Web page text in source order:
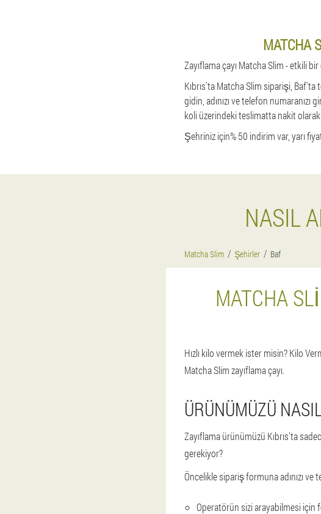
MATCHA
Zayıflama çayı Matcha Slim - etkili
Kıbrıs'ta Matcha Slim siparişi,
gidin, adınızı ve telefon numaranızı
koli üzerindeki teslimatta nakit olarak
Şehriniz için% 50 indirim var, yarı
NASIL
Matcha Slim Şehirler Baf
MATCHA
Hızlı kilo vermek ister misin? Kilo
Matcha Slim zayıflama çayı.
ÜRÜNÜMÜZÜ
Zayıflama ürünümüzü Kıbrıs'ta
gerekiyor?
Öncelikle sipariş formuna adınızı ve
Operatörün sizi arayabilmesi için